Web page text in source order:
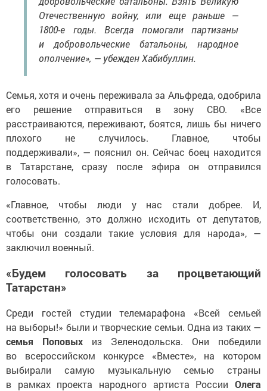
Отечественную войну, или еще раньше —
1800-е годы. Всегда помогали партизаны
и добровольческие батальоны, народное
ополчение», — убежден Хабибуллин.
Семья, хотя и очень переживала за Альфреда, одобрила
его решение отправиться в зону СВО. «Все
расстраиваются, переживают, боятся, лишь бы ничего
плохого не случилось. Главное, чтобы
поддерживали», — пояснил он. Сейчас боец находится
в Татарстане, сразу после эфира он отправился
голосовать.
«Главное, чтобы люди у нас стали добрее. И,
соответственно, это должно исходить от депутатов,
чтобы они создали такие условия для народа», —
заключил военный.
«Будем голосовать за процветающий
Татарстан»
Среди гостей студии телемарафона «Всей семьей
на выборы!» были и творческие семьи. Одна из таких —
семья Поповых из Зеленодольска. Они победили
во всероссийском конкурсе «Вместе», на котором
выбирали самую музыкальную семью страны
в рамках проекта народного артиста России Олега